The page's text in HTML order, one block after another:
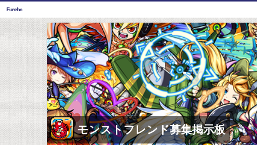
モンストフレンド募集掲示板